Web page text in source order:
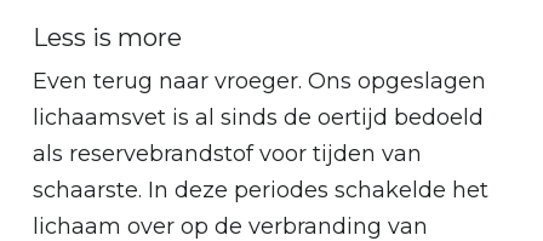
Less is more
Even terug naar vroeger. Ons opgeslagen
lichaamsvet is al sinds de oertijd bedoeld
als reservebrandstof voor tijden van
schaarste. In deze periodes schakelde het
lichaam over op de verbranding van